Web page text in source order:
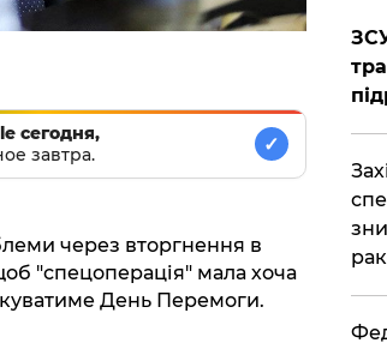
сегодня,
завтра.
✓
через вторгнення в
"спецоперація" мала хоча
День Перемоги.